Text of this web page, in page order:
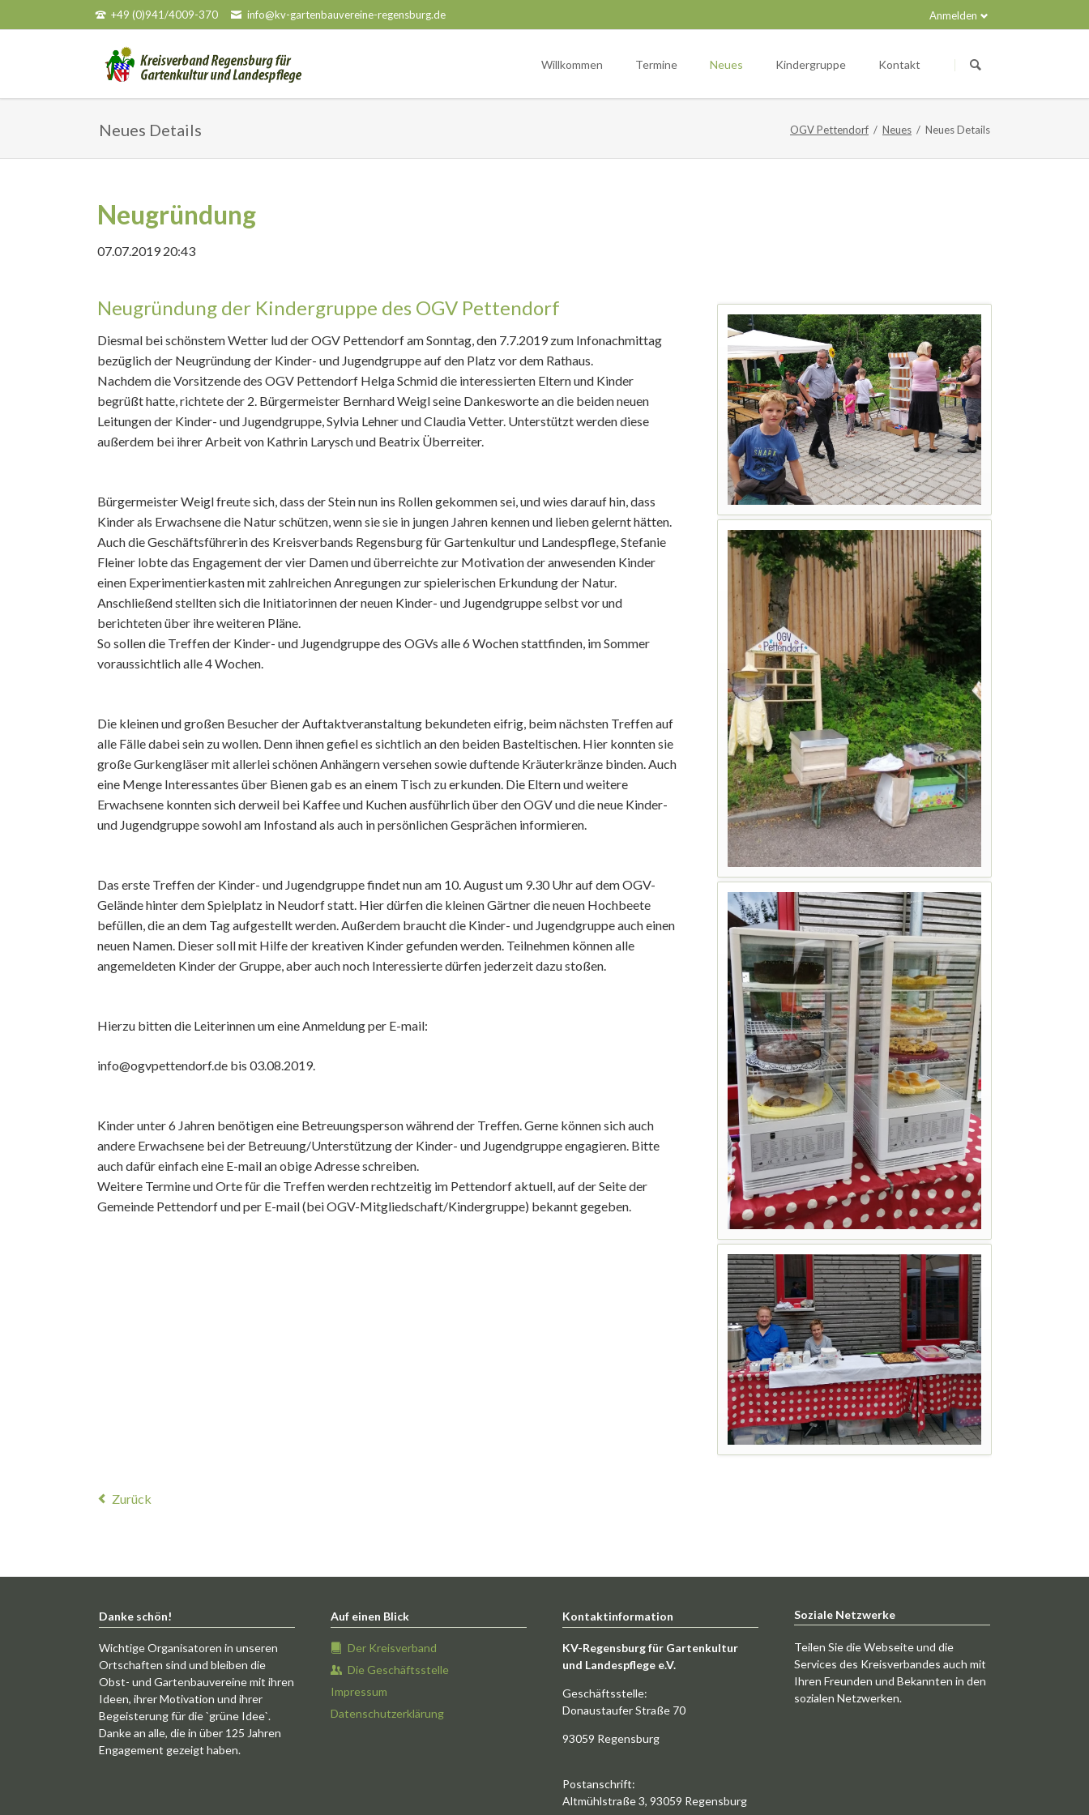
+49 (0)941/4009-370 info@kv-gartenbauvereine-regensburg.de Anmelden
überspringen
Willkommen Termine Neues Kindergruppe Kontakt
Neues Details OGV Pettendorf Neues Neues Details
Neugründung
07.07.2019 20:43
Neugründung der Kindergruppe des OGV Pettendorf
Diesmal bei schönstem Wetter lud der OGV Pettendorf am Sonntag, den 7.7.2019 zum Infonachmittag
bezüglich der Neugründung der Kinder- und Jugendgruppe auf den Platz vor dem Rathaus.
Nachdem die Vorsitzende des OGV Pettendorf Helga Schmid die interessierten Eltern und Kinder
begrüßt hatte, richtete der 2. Bürgermeister Bernhard Weigl seine Dankesworte an die beiden neuen
Leitungen der Kinder- und Jugendgruppe, Sylvia Lehner und Claudia Vetter. Unterstützt werden diese
außerdem bei ihrer Arbeit von Kathrin Larysch und Beatrix Überreiter.
Bürgermeister Weigl freute sich, dass der Stein nun ins Rollen gekommen sei, und wies darauf hin, dass
Kinder als Erwachsene die Natur schützen, wenn sie sie in jungen Jahren kennen und lieben gelernt hätten.
Auch die Geschäftsführerin des Kreisverbands Regensburg für Gartenkultur und Landespflege, Stefanie
Fleiner lobte das Engagement der vier Damen und überreichte zur Motivation der anwesenden Kinder
einen Experimentierkasten mit zahlreichen Anregungen zur spielerischen Erkundung der Natur.
Anschließend stellten sich die Initiatorinnen der neuen Kinder- und Jugendgruppe selbst vor und
berichteten über ihre weiteren Pläne.
So sollen die Treffen der Kinder- und Jugendgruppe des OGVs alle 6 Wochen stattfinden, im Sommer
voraussichtlich alle 4 Wochen.
Die kleinen und großen Besucher der Auftaktveranstaltung bekundeten eifrig, beim nächsten Treffen auf
alle Fälle dabei sein zu wollen. Denn ihnen gefiel es sichtlich an den beiden Basteltischen. Hier konnten sie
große Gurkengläser mit allerlei schönen Anhängern versehen sowie duftende Kräuterkränze binden. Auch
eine Menge Interessantes über Bienen gab es an einem Tisch zu erkunden. Die Eltern und weitere
Erwachsene konnten sich derweil bei Kaffee und Kuchen ausführlich über den OGV und die neue Kinder-
und Jugendgruppe sowohl am Infostand als auch in persönlichen Gesprächen informieren.
Das erste Treffen der Kinder- und Jugendgruppe findet nun am 10. August um 9.30 Uhr auf dem OGV-
Gelände hinter dem Spielplatz in Neudorf statt. Hier dürfen die kleinen Gärtner die neuen Hochbeete
befüllen, die an dem Tag aufgestellt werden. Außerdem braucht die Kinder- und Jugendgruppe auch einen
neuen Namen. Dieser soll mit Hilfe der kreativen Kinder gefunden werden. Teilnehmen können alle
angemeldeten Kinder der Gruppe, aber auch noch Interessierte dürfen jederzeit dazu stoßen.
Hierzu bitten die Leiterinnen um eine Anmeldung per E-mail:
info@ogvpettendorf.de bis 03.08.2019.
Kinder unter 6 Jahren benötigen eine Betreuungsperson während der Treffen. Gerne können sich auch
andere Erwachsene bei der Betreuung/Unterstützung der Kinder- und Jugendgruppe engagieren. Bitte
auch dafür einfach eine E-mail an obige Adresse schreiben.
Weitere Termine und Orte für die Treffen werden rechtzeitig im Pettendorf aktuell, auf der Seite der
Gemeinde Pettendorf und per E-mail (bei OGV-Mitgliedschaft/Kindergruppe) bekannt gegeben.
Zurück
Danke schön!
Wichtige Organisatoren in unseren
Ortschaften sind und bleiben die
Obst- und Gartenbauvereine mit ihren
Ideen, ihrer Motivation und ihrer
Begeisterung für die `grüne Idee`.
Danke an alle, die in über 125 Jahren
Engagement gezeigt haben.
Auf einen Blick
Der Kreisverband
Die Geschäftsstelle
Impressum
Datenschutzerklärung
Kontaktinformation
KV-Regensburg für Gartenkultur
und Landespflege e.V.
Geschäftsstelle:
Donaustaufer Straße 70
93059 Regensburg
Postanschrift:
Altmühlstraße 3, 93059 Regensburg
Soziale Netzwerke
Teilen Sie die Webseite und die
Services des Kreisverbandes auch mit
Ihren Freunden und Bekannten in den
sozialen Netzwerken.